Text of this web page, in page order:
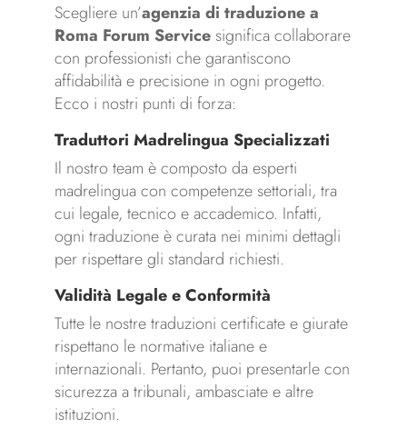
Scegliere un’agenzia di traduzione a
Roma Forum Servicesignifica collaborare
con professionisti che garantiscono
affidabilità e precisione in ogni progetto.
Ecco i nostri punti di forza:
Traduttori Madrelingua Specializzati
Il nostro team è composto da esperti
madrelingua con competenze settoriali, tra
cui legale, tecnico e accademico. Infatti,
ogni traduzione è curata nei minimi dettagli
per rispettare gli standard richiesti.
Validità Legale e Conformità
Tutte le nostre traduzioni certificate e giurate
rispettano le normative italiane e
internazionali. Pertanto, puoi presentarle con
sicurezza a tribunali, ambasciate e altre
istituzioni.